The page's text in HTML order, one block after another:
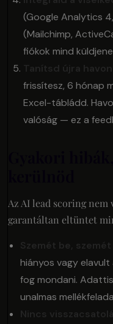
(Google Analytics
(Mailchimp,
fiókok mind
Tanítsd újra
frissítesz, 6 hónap
Excel-tábládd.
valóság — ez a
Az AI lead scoring nem
garantáltan eltüntet
Szemét be, szemét
hiányos vagy
fog mondani.
unalmas
Nincs